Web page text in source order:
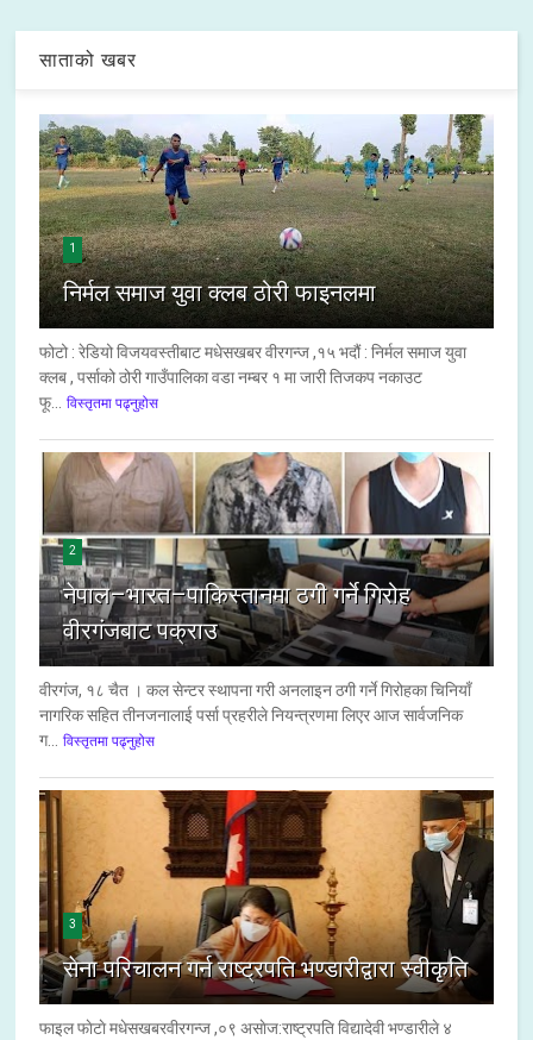
साताको खबर
1
निर्मल समाज युवा क्लब ठोरी फाइनलमा
फोटो : रेडियो विजयवस्तीबाट मधेसखबर वीरगन्ज ,१५ भदौं : निर्मल समाज युवा
क्लब , पर्साको ठोरी गाउँपालिका वडा नम्बर १ मा जारी तिजकप नकाउट
फू... विस्तृतमा पढ्नुहोस
2
नेपाल–भारत–पाकिस्तानमा ठगी गर्ने गिरोह
वीरगंजबाट पक्राउ
वीरगंज, १८ चैत । कल सेन्टर स्थापना गरी अनलाइन ठगी गर्ने गिरोहका चिनियाँ
नागरिक सहित तीनजनालाई पर्सा प्रहरीले नियन्त्रणमा लिएर आज सार्वजनिक
ग... विस्तृतमा पढ्नुहोस
3
सेना परिचालन गर्न राष्ट्रपति भण्डारीद्वारा स्वीकृति
फाइल फाेटाे मधेसखबरवीरगन्ज ,०९ असाेज:राष्ट्रपति विद्यादेवी भण्डारीले ४